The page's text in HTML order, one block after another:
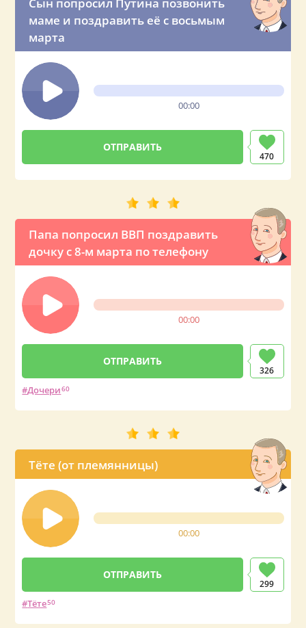
маме и поздравить её с восьмым
марта
00:00
470
Папа попросил ВВП поздравить
дочку с 8-м марта по телефону
00:00
326
Дочери60
Тёте (от племянницы)
00:00
299
Тёте50